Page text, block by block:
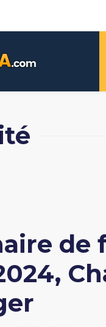
de